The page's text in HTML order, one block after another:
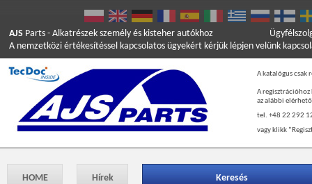
AJS Parts - Alkatrészek személy és kisteher autókhoz
A nemzetközi értékesítéssel kapcsolatos ügyekért kérjük lépjen velünk
A katalógus csak
A regisztrációhoz
az alábbi
tel. +48 22 292
vagy klikk
HOME Hírek Keresés